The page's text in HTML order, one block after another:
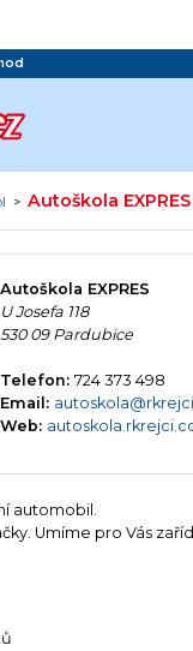
>Autoškola EXPRES
Autoškola EXPRES
U Josefa 118
530 09 Pardubice
Telefon:724 373 498
Email:
Web:
automobil.
Umíme pro Vás